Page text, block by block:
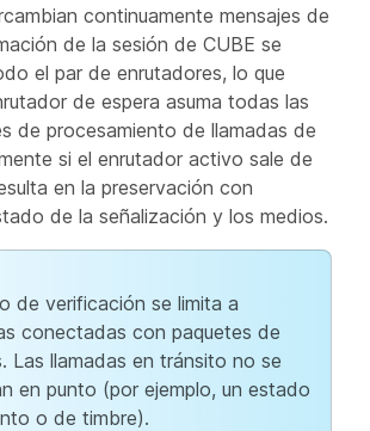
continuamente mensajes de
de la sesión de CUBE se
el par de enrutadores, lo que
de espera asuma todas las
de procesamiento de llamadas de
si el enrutador activo sale de
en la preservación con
de la señalización y los medios.
de verificación se limita a
conectadas con paquetes de
Las llamadas en tránsito no se
en punto (por ejemplo, un estado
o de timbre).